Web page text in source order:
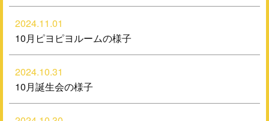
2024.11.01
10月ピヨピヨルームの様子
2024.10.31
10月誕生会の様子